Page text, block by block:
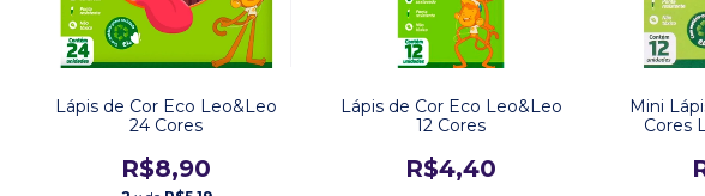
Lápis de Cor Eco Leo&Leo
24 Cores
R$8,90
Lápis de Cor Eco Leo&Leo
12 Cores
R$4,40
Mini
Cores